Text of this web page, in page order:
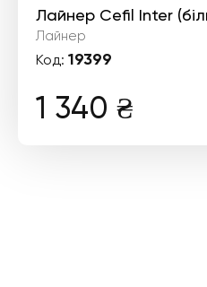
Лайнер Cefil Inter
Лайнер
Код: 19399
1 340 ₴